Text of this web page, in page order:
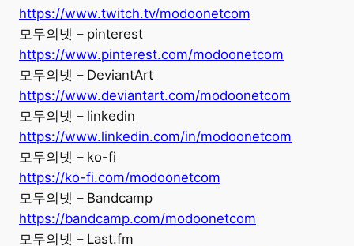
https://www.twitch.tv/modoonetcom
모두의넷 – pinterest
https://www.pinterest.com/modoonetcom
모두의넷 – DeviantArt
https://www.deviantart.com/modoonetcom
모두의넷 – linkedin
https://www.linkedin.com/in/modoonetcom
모두의넷 – ko-fi
https://ko-fi.com/modoonetcom
모두의넷 – Bandcamp
https://bandcamp.com/modoonetcom
모두의넷 – Last.fm